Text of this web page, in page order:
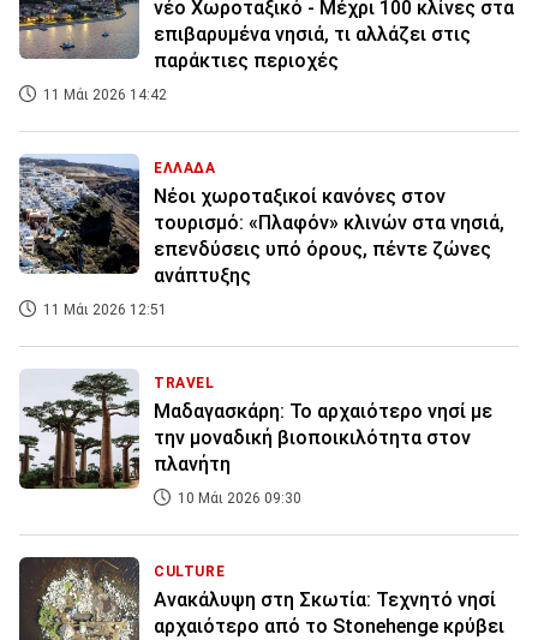
νέο Χωροταξικό - Μέχρι 100 κλίνες στα
επιβαρυμένα νησιά, τι αλλάζει στις
παράκτιες περιοχές
11 Μάι 2026 14:42
ΕΛΛΑΔΑ
Νέοι χωροταξικοί κανόνες στον
τουρισμό: «Πλαφόν» κλινών στα νησιά,
επενδύσεις υπό όρους, πέντε ζώνες
ανάπτυξης
11 Μάι 2026 12:51
TRAVEL
Μαδαγασκάρη: Το αρχαιότερο νησί με
την μοναδική βιοποικιλότητα στον
πλανήτη
10 Μάι 2026 09:30
CULTURE
Ανακάλυψη στη Σκωτία: Τεχνητό νησί
αρχαιότερο από το Stonehenge κρύβει